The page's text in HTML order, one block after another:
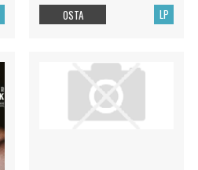
LP
OSTA